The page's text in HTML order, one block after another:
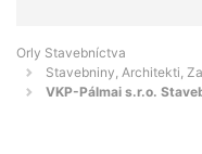
Orly Stavebníctva
Stavebniny, Architekti,
VKP-Pálmai s.r.o.